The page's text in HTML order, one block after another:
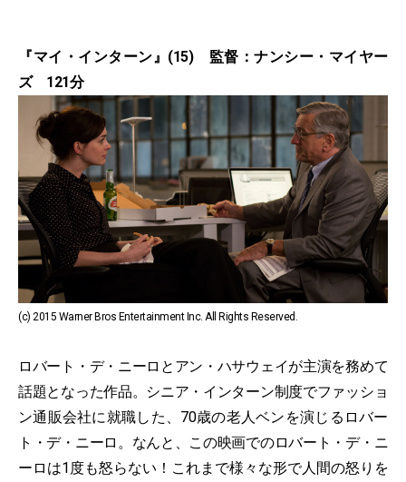
『マイ・インターン』(15) 監督：ナンシー・マイヤー
ズ 121分
(c) 2015 Warner Bros Entertainment Inc. All Rights Reserved.
ロバート・デ・ニーロとアン・ハサウェイが主演を務めて
話題となった作品。シニア・インターン制度でファッショ
ン通販会社に就職した、70歳の老人ベンを演じるロバー
ト・デ・ニーロ。なんと、この映画でのロバート・デ・ニ
ーロは1度も怒らない！これまで様々な形で人間の怒りを